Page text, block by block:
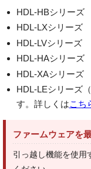
HDL-HBシリーズ
HDL-LXシリーズ
HDL-LVシリーズ
HDL-HAシリーズ
HDL-XAシリーズ
HDL-LEシリーズ
す。詳しくはこち
ファームウェアを
引っ越し機能を使用